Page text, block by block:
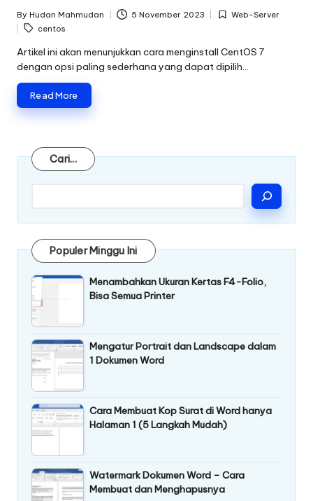
Posted
by
By Hudan Mahmudan 5 November 2023
Posted
Web-Server
Tags:
centos
Artikel ini akan menunjukkan cara menginstall CentOS 7
dengan opsi paling sederhana yang dapat dipilih…
Read More
Cari...
Cari
Populer Minggu Ini
Menambahkan Ukuran Kertas F4-Folio,
Bisa Semua Printer
Mengatur Portrait dan Landscape dalam
1 Dokumen Word
Cara Membuat Kop Surat di Word hanya
Halaman 1 (5 Langkah Mudah)
Watermark Dokumen Word – Cara
Membuat dan Menghapusnya